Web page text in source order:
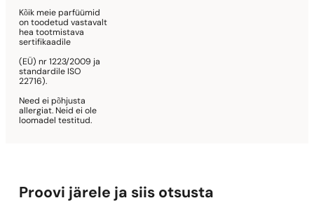
Kõik meie parfüümid
on toodetud vastavalt
hea tootmistava
sertifikaadile
(EÜ) nr 1223/2009 ja
standardile ISO
22716).
Need ei põhjusta
allergiat. Neid ei ole
loomadel testitud.
Proovi järele ja siis otsusta